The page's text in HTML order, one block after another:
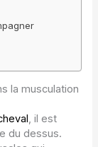
la musculation
, il est
du dessus.